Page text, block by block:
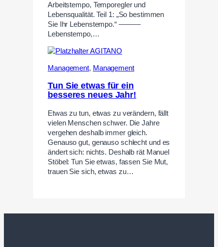
Arbeitstempo, Temporegler und
Lebensqualität. Teil 1: „So bestimmen
Sie Ihr Lebenstempo.“ ———
Lebenstempo,…
Management, Management
Tun Sie etwas für ein
besseres neues Jahr!
Etwas zu tun, etwas zu verändern, fällt
vielen Menschen schwer. Die Jahre
vergehen deshalb immer gleich.
Genauso gut, genauso schlecht und es
ändert sich: nichts. Deshalb rät Manuel
Stöbel: Tun Sie etwas, fassen Sie Mut,
trauen Sie sich, etwas zu…